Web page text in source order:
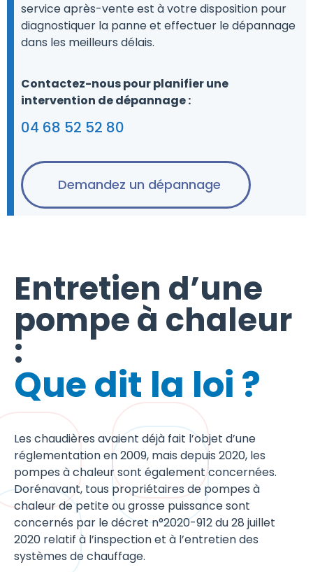
service après-vente est à votre disposition pour
diagnostiquer la panne et effectuer le dépannage
dans les meilleurs délais.
Contactez-nous pour planifier une
intervention de dépannage :
04 68 52 52 80
Demandez un dépannage
Entretien d’une
pompe à chaleur
:
Que dit la loi ?
Les chaudières avaient déjà fait l’objet d’une
réglementation en 2009, mais depuis 2020, les
pompes à chaleur sont également concernées.
Dorénavant, tous propriétaires de pompes à
chaleur de petite ou grosse puissance sont
concernés par le décret n°2020-912 du 28 juillet
2020 relatif à l’inspection et à l’entretien des
systèmes de chauffage.